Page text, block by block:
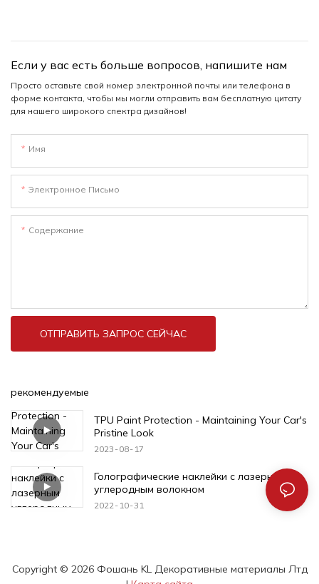
Если у вас есть больше вопросов, напишите нам
Просто оставьте свой номер электронной почты или телефона в
форме контакта, чтобы мы могли отправить вам бесплатную цитату
для нашего широкого спектра дизайнов!
Имя
Электронное Письмо
Содержание
ОТПРАВИТЬ ЗАПРОС СЕЙЧАС
рекомендуемые
TPU Paint Protection - Maintaining Your Car's
Pristine Look
2023 08 17
Голографические наклейки с лазерным
углеродным волокном
2022 10 31
Copyright © 2026 Фошань KL Декоративные материалы Лтд